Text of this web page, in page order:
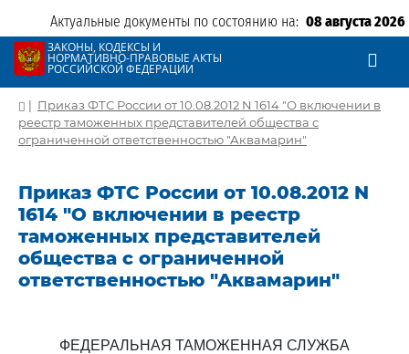
Актуальные документы по состоянию на: 08 августа 2026
ЗАКОНЫ, КОДЕКСЫ И
НОРМАТИВНО-ПРАВОВЫЕ АКТЫ
РОССИЙСКОЙ ФЕДЕРАЦИИ
| Приказ ФТС России от 10.08.2012 N 1614 "О включении в
реестр таможенных представителей общества с
ограниченной ответственностью "Аквамарин"
Приказ ФТС России от 10.08.2012 N
1614 "О включении в реестр
таможенных представителей
общества с ограниченной
ответственностью "Аквамарин"
ФЕДЕРАЛЬНАЯ ТАМОЖЕННАЯ СЛУЖБА